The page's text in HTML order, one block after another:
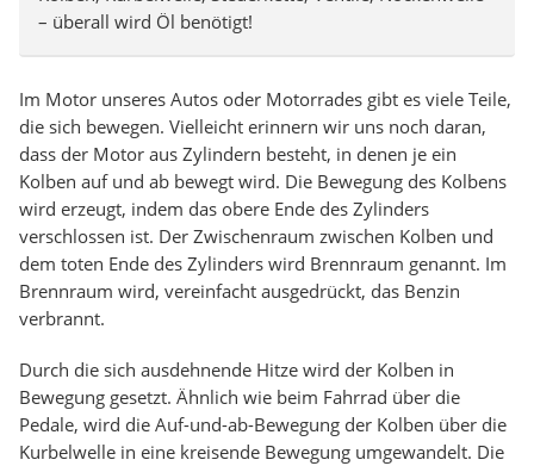
– überall wird Öl benötigt!
Im Motor unseres Autos oder Motorrades gibt es viele Teile,
die sich bewegen. Vielleicht erinnern wir uns noch daran,
dass der Motor aus Zylindern besteht, in denen je ein
Kolben auf und ab bewegt wird. Die Bewegung des Kolbens
wird erzeugt, indem das obere Ende des Zylinders
verschlossen ist. Der Zwischenraum zwischen Kolben und
dem toten Ende des Zylinders wird Brennraum genannt. Im
Brennraum wird, vereinfacht ausgedrückt, das Benzin
verbrannt.
Durch die sich ausdehnende Hitze wird der Kolben in
Bewegung gesetzt. Ähnlich wie beim Fahrrad über die
Pedale, wird die Auf-und-ab-Bewegung der Kolben über die
Kurbelwelle in eine kreisende Bewegung umgewandelt. Die